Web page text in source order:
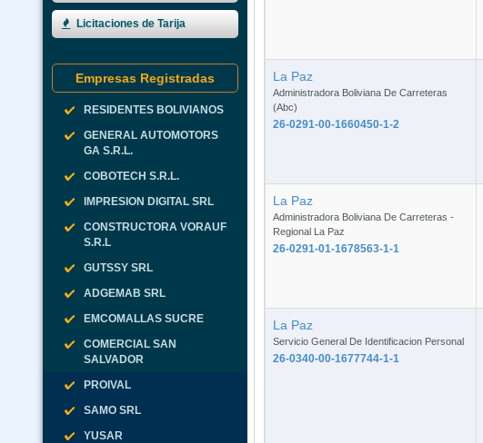
Licitaciones de Tarija
Empresas Registradas
RESIDENTES BOLIVIANOS
GENERAL AUTOMOTORS
GA S.R.L.
COBOTECH S.R.L.
IMPRESION DIGITAL SRL
CONSTRUCTORA VORAUF
S.R.L
GUTSSY SRL
ADGEMAB SRL
EMCOMALLAS SUCRE
COMERCIAL SAN
SALVADOR
PROIVAL
SAMO SRL
YUSAR
La Paz
Administradora Boliviana De Carreteras
(Abc)
26-0291-00-1660450-1-2
La Paz
Administradora Boliviana De Carreteras -
Regional La Paz
26-0291-01-1678563-1-1
La Paz
Servicio General De Identificacion Personal
26-0340-00-1677744-1-1